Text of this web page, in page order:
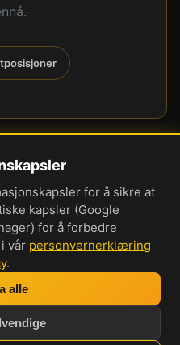
Norsk forum og
for å sikre at
kapsler (Google
for å forbedre
vår personvernerklæring
.
alle